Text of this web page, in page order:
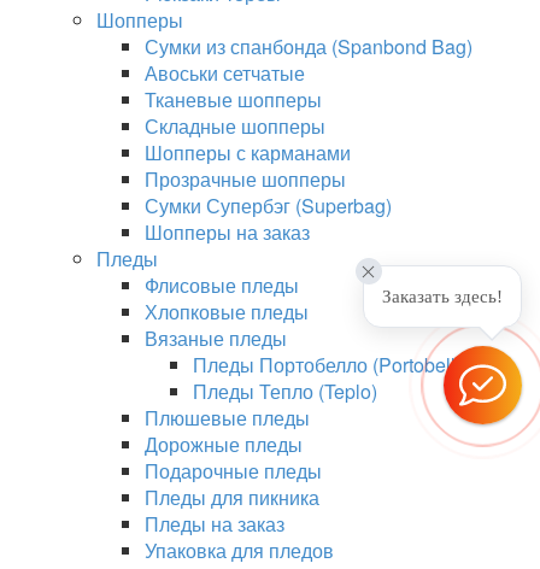
Шопперы
Сумки из спанбонда (Spanbond Bag)
Авоськи сетчатые
Тканевые шопперы
Складные шопперы
Шопперы с карманами
Прозрачные шопперы
Сумки Супербэг (Superbag)
Шопперы на заказ
Пледы
Флисовые пледы
Хлопковые пледы
Вязаные пледы
Пледы Портобелло (Portobello)
Пледы Тепло (Teplo)
Плюшевые пледы
Дорожные пледы
Подарочные пледы
Пледы для пикника
Пледы на заказ
Упаковка для пледов
Заказать здесь!